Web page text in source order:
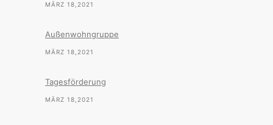
MÄRZ 18,2021
Außenwohngruppe
MÄRZ 18,2021
Tagesförderung
MÄRZ 18,2021